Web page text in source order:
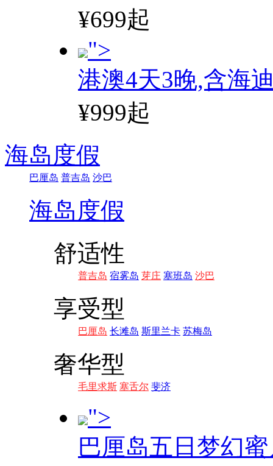
¥699起
">
港澳4天3晚,含海
¥999起
海岛度假
巴厘岛 普吉岛 沙巴
海岛度假
舒适性
普吉岛 宿雾岛 芽庄 塞班岛 沙巴
享受型
巴厘岛 长滩岛 斯里兰卡 苏梅岛
奢华型
毛里求斯 塞舌尔 斐济
">
巴厘岛五日梦幻